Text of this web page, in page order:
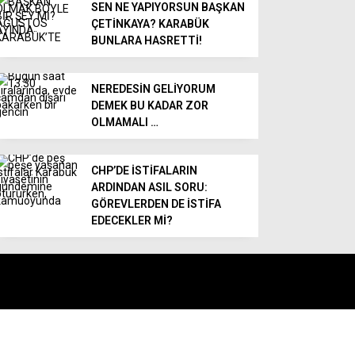
SEN NE YAPIYORSUN BAŞKAN
ÇETİNKAYA? KARABÜK
BUNLARA HASRETTİ!
NEREDESİN GELİYORUM
DEMEK BU KADAR ZOR
OLMAMALI …
CHP’DE İSTİFALARIN
ARDINDAN ASIL SORU:
GÖREVLERDEN DE İSTİFA
EDECEKLER Mİ?